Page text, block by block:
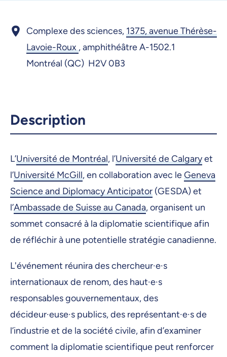
Complexe des sciences, 1375, avenue Thérèse-
Lavoie-Roux ,amphithéâtre A-1502.1
Montréal (QC) H2V 0B3
Description
L’Université de Montréal, l’Université de Calgaryet
l’Université McGill, en collaboration avec leGeneva
Science and Diplomacy Anticipator (GESDA) et
l’Ambassade de Suisse au Canada, organisent un
sommet consacré à la diplomatie scientifique afin
de réfléchir à une potentielle stratégie canadienne.
L'événement réunira des chercheur·e·s
internationaux de renom, des haut·e·s
responsables gouvernementaux, des
décideur·euse·s publics, des représentant·e·s de
l’industrie et de la société civile, afin d’examiner
comment la diplomatie scientifique peut renforcer